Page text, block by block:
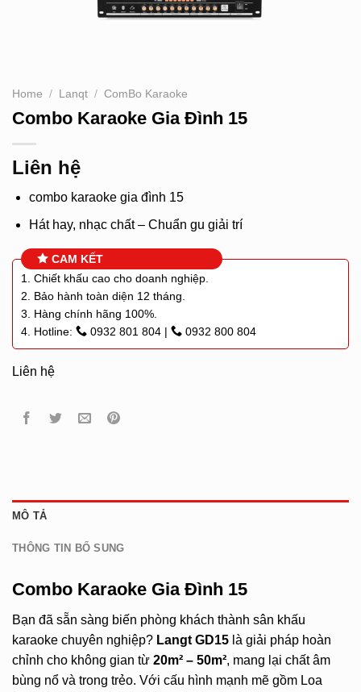
Home / Lanqt / ComBo Karaoke
Combo Karaoke Gia Đình 15
Liên hệ
combo karaoke gia đình 15
Hát hay, nhạc chất – Chuẩn gu giải trí
CAM KẾT
1. Chiết khấu cao cho doanh nghiệp.
2. Bảo hành toàn diện 12 tháng.
3. Hàng chính hãng 100%.
4. Hotline:
0932 801 804 | 0932 800 804
Liên hệ
MÔ TẢ
THÔNG TIN BỔ SUNG
Combo Karaoke Gia Đình 15
Bạn đã sẵn sàng biến phòng khách thành sân khấu
karaoke chuyên nghiệp? Langt GD15 là giải pháp hoàn
chỉnh cho không gian từ 20m² – 50m², mang lại chất âm
bùng nổ và trong trẻo. Với cấu hình mạnh mẽ gồm Loa